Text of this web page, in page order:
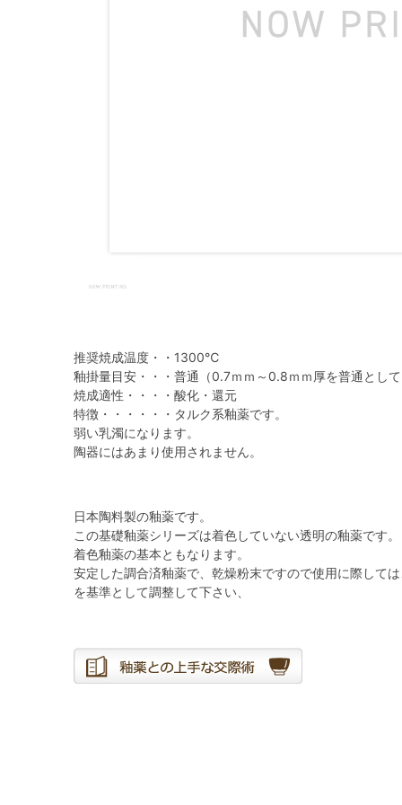
推奨焼成温度・・1300℃
釉掛量目安・・・普通（0.7ｍｍ～0.8ｍｍ厚を普通とし
焼成適性・・・・酸化・還元
特徴・・・・・・タルク系釉薬です。
弱い乳濁になります。
陶器にはあまり使用されません。
日本陶料製の釉薬です。
この基礎釉薬シリーズは着色していない透明の釉薬です
着色釉薬の基本ともなります。
安定した調合済釉薬で、乾燥粉末ですので使用に際して
を基準として調整して下さい、